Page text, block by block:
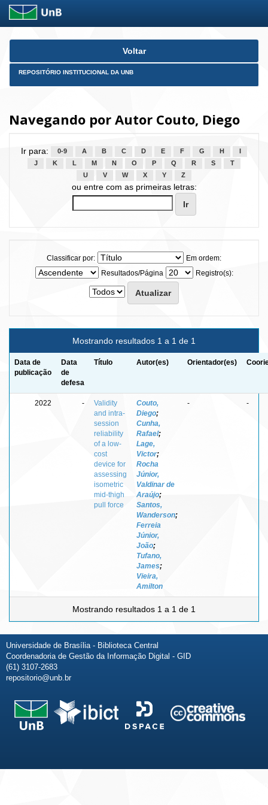
Skip
Voltar
REPOSITÓRIO INSTITUCIONAL DA UNB
Navegando por Autor Couto, Diego
Ir para: 0-9 A B C D E F G H
J
K L M N O P Q R S
T
U
V W X Y Z
ou entre com as primeiras letras:
Classificar por:
Em ordem:
Resultados/Página
Registro(s):
Mostrando resultados 1 a 1 de 1
Data de
publicação
Data
de
defesa
Título Autor(es) Orientador(es)
2022 -
Validity
and intra-
session
reliability
of a low-
cost
device for
assessing
isometric
mid-thigh
pull force
Couto,
Diego;
Cunha,
Rafael;
Lage,
Victor;
Rocha
Júnior,
Valdinar de
Araújo;
Santos,
Wanderson;
Ferreia
Júnior,
João;
Tufano,
James;
Vieira,
Amilton
- -
Mostrando resultados 1 a 1 de 1
Universidade de Brasília - Biblioteca Central
Coordenadoria de Gestão da Informação Digital - GID
(61) 3107-2683
repositorio@unb.br